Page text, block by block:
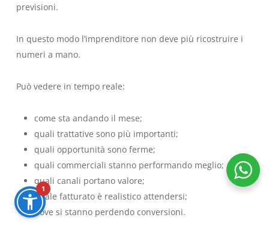
previsioni.
In questo modo l’imprenditore non deve più ricostruire i
numeri a mano.
Può vedere in tempo reale:
come sta andando il mese;
quali trattative sono più importanti;
quali opportunità sono ferme;
quali commerciali stanno performando meglio;
quali canali portano valore;
quale fatturato è realistico attendersi;
dove si stanno perdendo conversioni.
1